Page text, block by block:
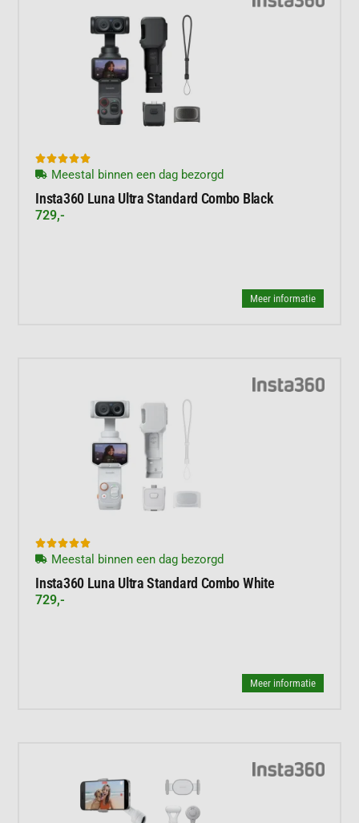

Meestal binnen een dag bezorgd
Insta360 Luna Ultra Standard Combo Black
729,-
Meer informatie

Meestal binnen een dag bezorgd
Insta360 Luna Ultra Standard Combo White
729,-
Meer informatie